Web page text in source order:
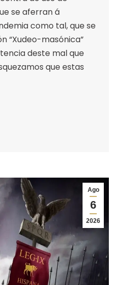
se aferran á
como tal, que se
“Xudeo-masónica”
deste mal que
que estas
Ago
6
2026